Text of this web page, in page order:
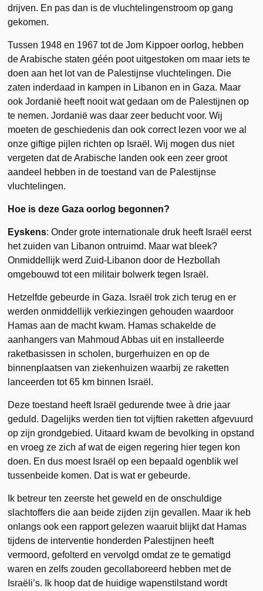
drijven. En pas dan is de vluchtelingenstroom op gang
gekomen.
Tussen 1948 en 1967 tot de Jom Kippoer oorlog, hebben
de Arabische staten géén poot uitgestoken om maar iets te
doen aan het lot van de Palestijnse vluchtelingen. Die
zaten inderdaad in kampen in Libanon en in Gaza. Maar
ook Jordanië heeft nooit wat gedaan om de Palestijnen op
te nemen. Jordanië was daar zeer beducht voor. Wij
moeten de geschiedenis dan ook correct lezen voor we al
onze giftige pijlen richten op Israël. Wij mogen dus niet
vergeten dat de Arabische landen ook een zeer groot
aandeel hebben in de toestand van de Palestijnse
vluchtelingen.
Hoe is deze Gaza oorlog begonnen?
Eyskens: Onder grote internationale druk heeft Israël eerst
het zuiden van Libanon ontruimd. Maar wat bleek?
Onmiddellijk werd Zuid-Libanon door de Hezbollah
omgebouwd tot een militair bolwerk tegen Israël.
Hetzelfde gebeurde in Gaza. Israël trok zich terug en er
werden onmiddellijk verkiezingen gehouden waardoor
Hamas aan de macht kwam. Hamas schakelde de
aanhangers van Mahmoud Abbas uit en installeerde
raketbasissen in scholen, burgerhuizen en op de
binnenplaatsen van ziekenhuizen waarbij ze raketten
lanceerden tot 65 km binnen Israël.
Deze toestand heeft Israël gedurende twee à drie jaar
geduld. Dagelijks werden tien tot vijftien raketten afgevuurd
op zijn grondgebied. Uitaard kwam de bevolking in opstand
en vroeg ze zich af wat de eigen regering hier tegen kon
doen. En dus moest Israël op een bepaald ogenblik wel
tussenbeide komen. Dat is wat er gebeurde.
Ik betreur ten zeerste het geweld en de onschuldige
slachtoffers die aan beide zijden zijn gevallen. Maar ik heb
onlangs ook een rapport gelezen waaruit blijkt dat Hamas
tijdens de interventie honderden Palestijnen heeft
vermoord, gefolterd en vervolgd omdat ze te gematigd
waren en zelfs zouden gecollaboreerd hebben met de
Israëli’s. Ik hoop dat de huidige wapenstilstand wordt